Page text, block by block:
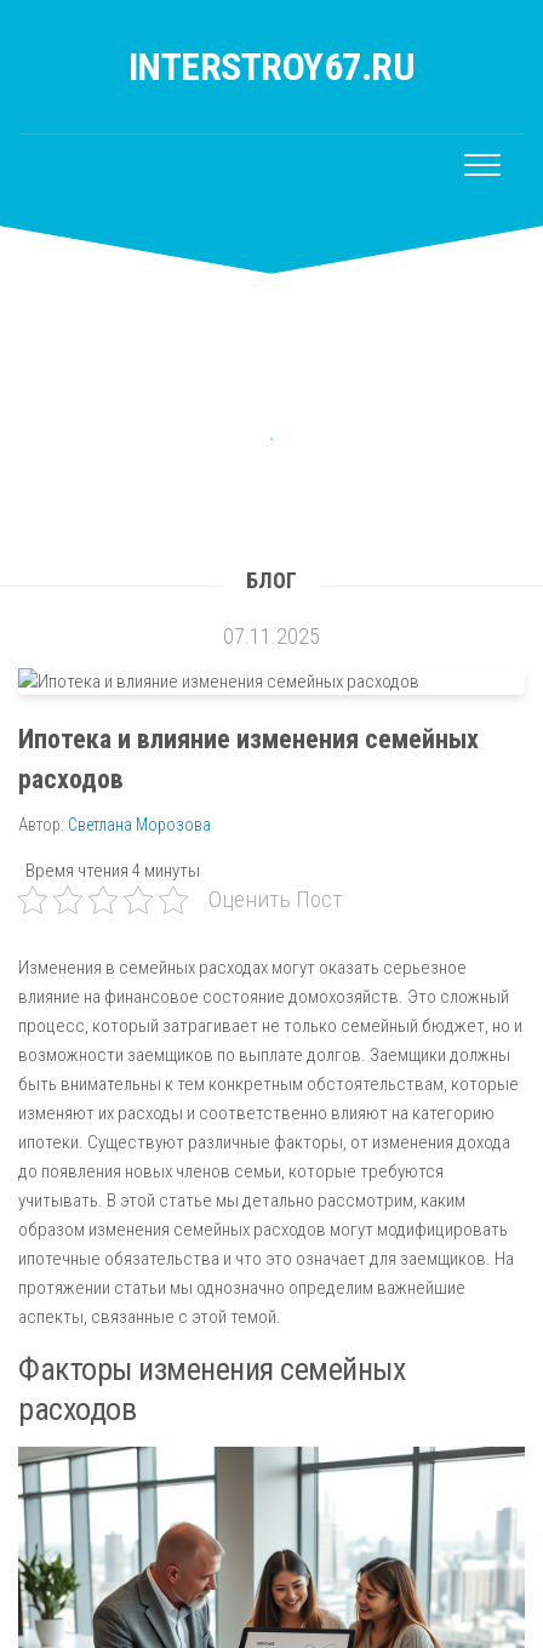
INTERSTROY67.RU
БЛОГ
07.11.2025
Ипотека и влияние изменения семейных
расходов
Автор: Светлана Морозова
Время чтения 4 минуты
Оценить Пост
Изменения в семейных расходах могут оказать серьезное
влияние на финансовое состояние домохозяйств. Это сложный
процесс, который затрагивает не только семейный бюджет, но и
возможности заемщиков по выплате долгов. Заемщики должны
быть внимательны к тем конкретным обстоятельствам, которые
изменяют их расходы и соответственно влияют на категорию
ипотеки. Существуют различные факторы, от изменения дохода
до появления новых членов семьи, которые требуются
учитывать. В этой статье мы детально рассмотрим, каким
образом изменения семейных расходов могут модифицировать
ипотечные обязательства и что это означает для заемщиков. На
протяжении статьи мы однозначно определим важнейшие
аспекты, связанные с этой темой.
Факторы изменения семейных
расходов